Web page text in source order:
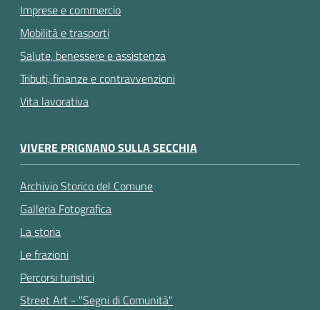
Imprese e commercio
Mobilità e trasporti
Salute, benessere e assistenza
Tributi, finanze e contravvenzioni
Vita lavorativa
VIVERE PRIGNANO SULLA SECCHIA
Archivio Storico del Comune
Galleria Fotografica
La storia
Le frazioni
Percorsi turistici
Street Art - "Segni di Comunità"